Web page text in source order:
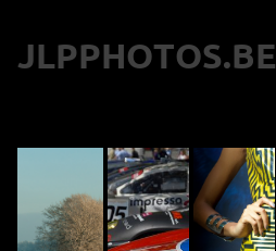
JLPPHOTOS.BE